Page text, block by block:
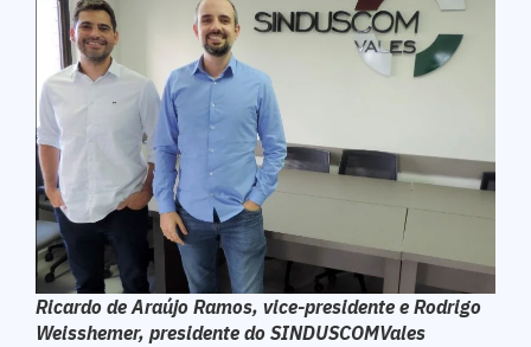
Ricardo de Araújo Ramos, vice-presidente e Rodrigo
Weisshemer, presidente do SINDUSCOMVales